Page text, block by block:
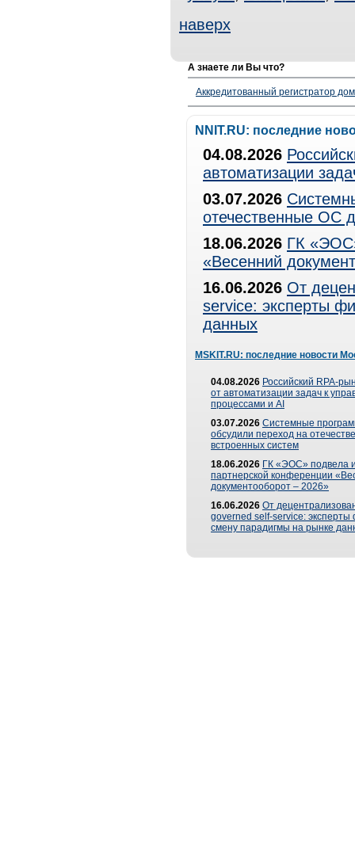
наверх
А знаете ли Вы что?
Аккредитованный регистратор
NNIT.RU: последние
04.08.2026
автоматизации
03.07.2026
отечественные ОС
18.06.2026 ГК
«Весенний
16.06.2026 От
service: эксперты
данных
MSKIT.RU: последние новости
04.08.2026 Российский RPA-
от автоматизации задач к
процессами и AI
03.07.2026 Системные
обсудили переход на
встроенных систем
18.06.2026 ГК «ЭОС» подвела
партнерской конференции
документооборот – 2026»
16.06.2026 От
governed self-service: эксперты
смену парадигмы на рынке